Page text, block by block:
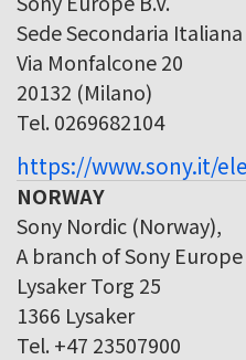
Sede Secondaria Italiana
Via Monfalcone 20
20132 (Milano)
Tel. 0269682104
https://www.sony.it/
NORWAY
Sony Nordic (Norway),
A branch of Sony Europe
Lysaker Torg 25
1366 Lysaker
Tel. +47 23507900